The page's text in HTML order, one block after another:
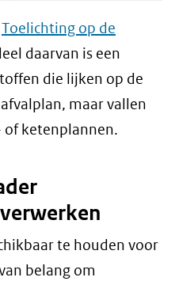
Toelichting op de
daarvan is een
die lijken op de
maar vallen
of ketenplannen.
te houden voor
belang om